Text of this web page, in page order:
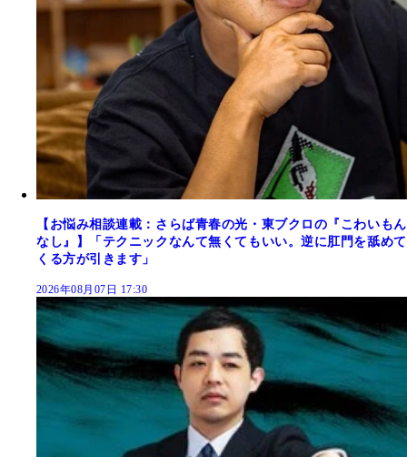
【お悩み相談連載：さらば青春の光・東ブクロの『こわいもん
なし』】「テクニックなんて無くてもいい。逆に肛門を舐めて
くる方が引きます」
2026年08月07日 17:30